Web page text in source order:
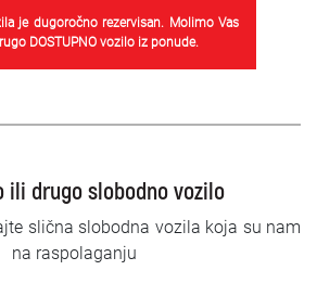
je dugoročno rezervisan. Molimo Vas
DOSTUPNO vozilo iz ponude.
ili drugo slobodno vozilo
slična slobodna vozila koja su nam
na raspolaganju